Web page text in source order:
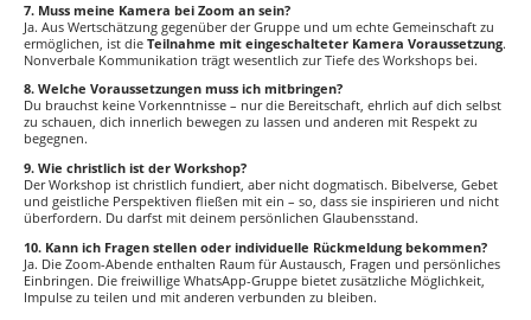
7. Muss meine Kamera bei Zoom an sein?
Ja. Aus Wertschätzung gegenüber der Gruppe und um echte Gemeinschaft zu
ermöglichen, ist die Teilnahme mit eingeschalteter Kamera Voraussetzung.
Nonverbale Kommunikation trägt wesentlich zur Tiefe des Workshops bei.
8. Welche Voraussetzungen muss ich mitbringen?
Du brauchst keine Vorkenntnisse – nur die Bereitschaft, ehrlich auf dich selbst
zu schauen, dich innerlich bewegen zu lassen und anderen mit Respekt zu
begegnen.
9. Wie christlich ist der Workshop?
Der Workshop ist christlich fundiert, aber nicht dogmatisch. Bibelverse, Gebet
und geistliche Perspektiven fließen mit ein – so, dass sie inspirieren und nicht
überfordern. Du darfst mit deinem persönlichen Glaubensstand.
10. Kann ich Fragen stellen oder individuelle Rückmeldung bekommen?
Ja. Die Zoom-Abende enthalten Raum für Austausch, Fragen und persönliches
Einbringen. Die freiwillige WhatsApp-Gruppe bietet zusätzliche Möglichkeit,
Impulse zu teilen und mit anderen verbunden zu bleiben.